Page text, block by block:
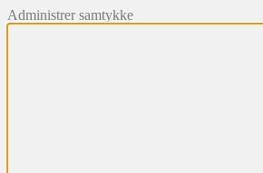
Administrer samtykke